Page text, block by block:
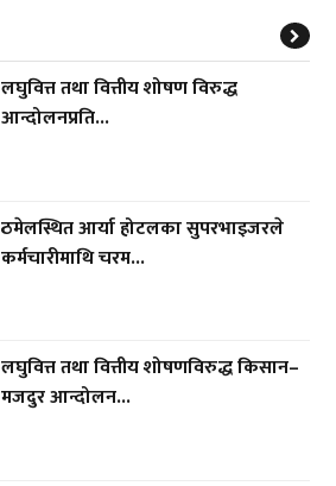
लघुवित्त तथा वित्तीय शोषण विरुद्ध
आन्दोलनप्रति...
ठमेलस्थित आर्या होटलका सुपरभाइजरले
कर्मचारीमाथि चरम...
लघुवित्त तथा वित्तीय शोषणविरुद्ध किसान–
मजदुर आन्दोलन...